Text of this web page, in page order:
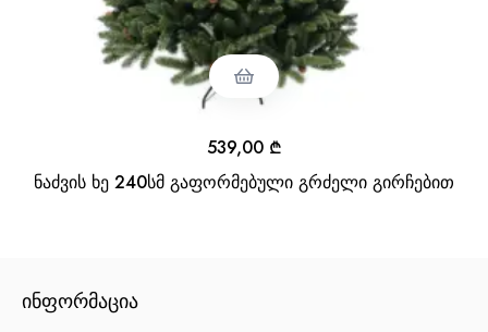
ნაძვის ხე 240სმ გაფორმებული გრძელი გირჩებით
539,00 ₾
ᲘᲜᲤᲝᲠᲛᲐᲪᲘᲐ